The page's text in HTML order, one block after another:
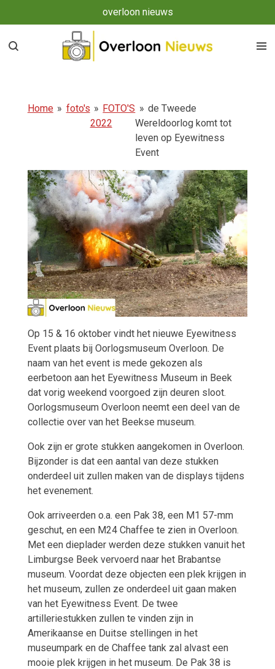
direct
naar
overloon nieuws
Home » foto's » FOTO'S
2022
» de Tweede
Wereldoorlog komt tot
leven op Eyewitness
Event
Op 15 & 16 oktober vindt het nieuwe Eyewitness
Event plaats bij Oorlogsmuseum Overloon. De
naam van het event is mede gekozen als
eerbetoon aan het Eyewitness Museum in Beek
dat vorig weekend voorgoed zijn deuren sloot.
Oorlogsmuseum Overloon neemt een deel van de
collectie over van het Beekse museum.
Ook zijn er grote stukken aangekomen in Overloon.
Bijzonder is dat een aantal van deze stukken
onderdeel uit zullen maken van de displays tijdens
het evenement.
Ook arriveerden o.a. een Pak 38, een M1 57-mm
geschut, en een M24 Chaffee te zien in Overloon.
Met een dieplader werden deze stukken vanuit het
Limburgse Beek vervoerd naar het Brabantse
museum. Voordat deze objecten een plek krijgen in
het museum, zullen ze onderdeel uit gaan maken
van het Eyewitness Event. De twee
artilleriestukken zullen te vinden zijn in
Amerikaanse en Duitse stellingen in het
museumpark en de Chaffee tank zal alvast een
mooie plek krijgen in het museum. De Pak 38 is